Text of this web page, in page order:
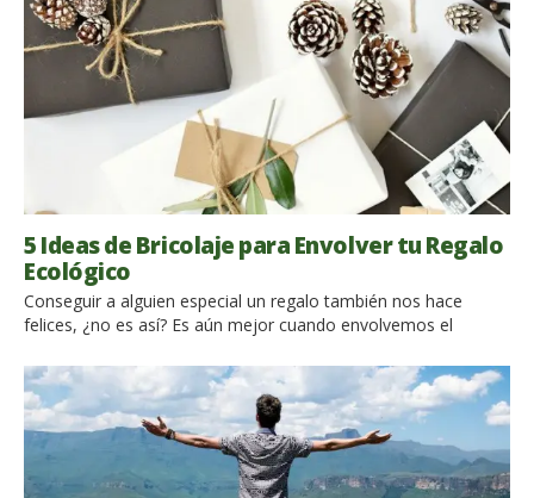
5 Ideas de Bricolaje para Envolver tu Regalo
Ecológico
Conseguir a alguien especial un regalo también nos hace
felices, ¿no es así? Es aún mejor cuando envolvemos el
más especial. Además, si el regalo es un viaje, el receptor no
tiene nada más que pedir. No, espera, todavía falta un detalle:
¡el viaje tiene que ser ecológico, por supuesto! Rápido, lo que
estás buscando […]